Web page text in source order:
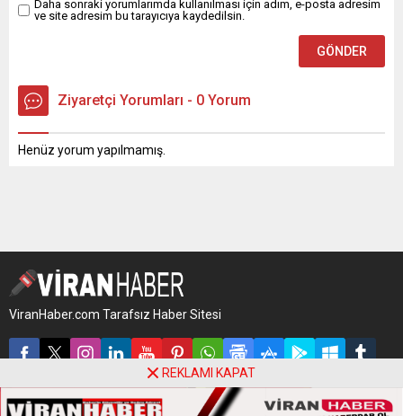
Daha sonraki yorumlarımda kullanılması için adım, e-posta adresim
ve site adresim bu tarayıcıya kaydedilsin.
Ziyaretçi Yorumları - 0 Yorum
Henüz yorum yapılmamış.
ViranHaber.com Tarafsız Haber Sitesi
REKLAMI KAPAT